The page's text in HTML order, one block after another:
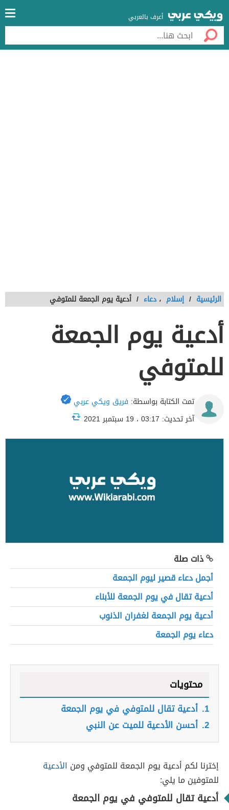
أعرف بالعربي
الرئيسية / إسلام ، دعاء / أدعية يوم الجمعة للمتوفي
أدعية يوم الجمعة
للمتوفي
تمت الكتابة بواسطة: فريق ويكي عربي
آخر تحديث: 03:17 ، 19 سبتمبر 2021
ذات صلة
أجمل دعاء قصير ليوم الجمعة
أدعية تقال في يوم الجمعة للأبناء
أدعية يوم الجمعة لغفران الذنوب
دعاء يوم الجمعة
محتويات
1. أدعية تقال للمتوفي في يوم الجمعة
2. أحسن الأدعية للميت عن النبي
إخترنا لكم أدعية يوم الجمعة للمتوفي ومن الأدعية
للمتوفين ما يلي:
أدعية تقال للمتوفي في يوم الجمعة